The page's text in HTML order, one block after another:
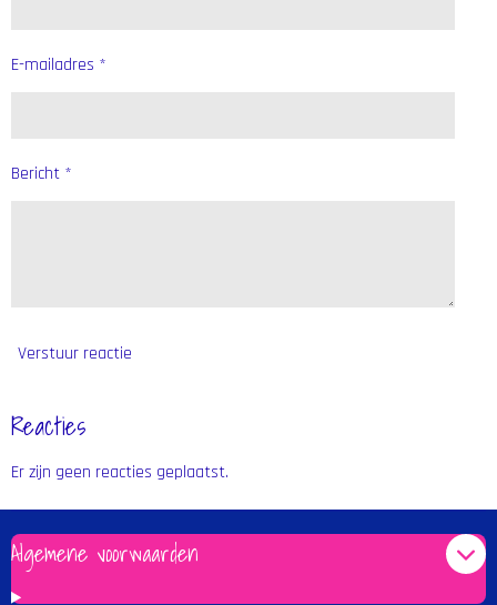
E-mailadres *
Bericht *
Verstuur reactie
Reacties
Er zijn geen reacties geplaatst.
Algemene voorwaarden